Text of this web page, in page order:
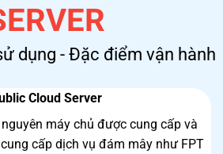
dụng - Đặc điểm vận hành
Cloud Server
máy chủ được cung cấp và
cấp dịch vụ đám mây như FPT